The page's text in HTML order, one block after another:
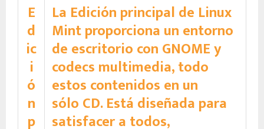
E
d
ic
i
ó
n
p
La Edición principal de Linux
Mint proporciona un entorno
de escritorio con GNOME y
codecs multimedia, todo
estos contenidos en un
sólo CD. Está diseñada para
satisfacer a todos,